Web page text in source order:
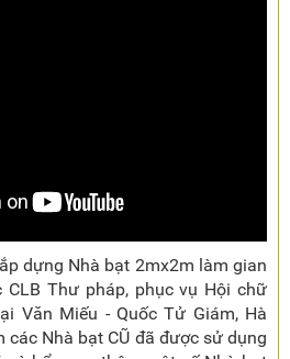
dựng Nhà bạt 2mx2m làm gian
Thư pháp, phục vụ Hội chữ
Văn Miếu - Quốc Tử Giám, Hà
các Nhà bạt CŨ đã được sử dụng